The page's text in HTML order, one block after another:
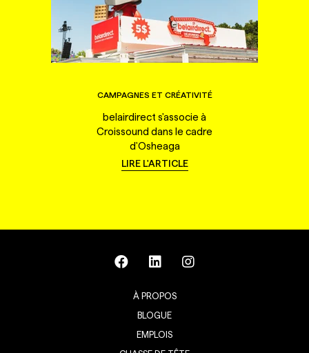
CAMPAGNES ET CRÉATIVITÉ
belairdirect s'associe à
Croissound dans le cadre
d'Osheaga
LIRE L'ARTICLE
À PROPOS
BLOGUE
EMPLOIS